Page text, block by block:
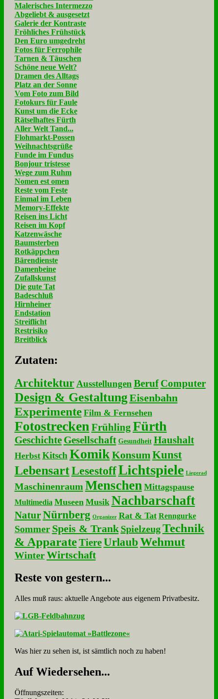
Malerisches Intermezzo
Abgeliebt & ausgesetzt
Galerie der Kontraste
Fröhliches Frühstück
Den Euro umgedreht
Fotos für Ferrophile
Tarnen & Täuschen
Schöne neue Welt?
Dramen des Alltags
Platz an der Sonne
Vom Foto zum Bild
Fotokurs für Faule
Kunst um die Ecke
Rätselhaftes Fürth
Aller Welt Tand...
Flohmarkt-Possen
Weihnachtsgrüße
Funde im Fundus
Bonjour tristesse
Wege zum Ruhm
Nomen est omen
Reste vom Feste
Einmal im Leben
Memory-Effekte
Reisen ins Licht
Reisen im Kopf
Katzenwäsche
Baumsterben
Rotkäppchen
Bärendienste
Damenbeine
Zufallskunst
Die gute Tat
Badeschluß
Hirnheiner
Endstation
Streiflicht
Restrisiko
Breitblick
Zu­ta­ten:
Architektur Ausstellungen Beruf Computer
Design & GestaltungEisenbahn
Experimente Film & Fernsehen
Fotostrecken Frühling Fürth
Geschichte Gesellschaft Gesundheit Haushalt
Herbst Kitsch Komik KonsumKunst
LebensartLesestoffLichtspiele Liegerad
Maschinenraum Menschen Mittagspause
Multimedia Museen Musik Nachbarschaft
NaturNürnberg Organizer Rat & Tat Renngurke
Sommer Speis & Trank Spielzeug Technik
& Apparate Tiere UrlaubWehmut
Winter Wirtschaft
Re­ste von ge­stern...
Alles muß raus: aktuelle An­ge­bo­te aus eigenem Privatbesitz.
Was hier zu sehen ist, ist sämt­lich noch zu haben!
Auf Wie­der­se­hen...
Öffnungszeiten: